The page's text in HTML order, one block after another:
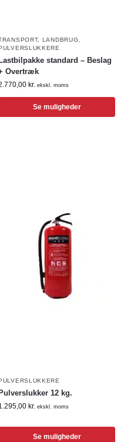
, LANDBRUG,
Lastbilpakke standard – Beslag
Overtræk
kr. ekskl. moms
Se muligheder
Pulverslukker 12 kg.
kr. ekskl. moms
Se muligheder